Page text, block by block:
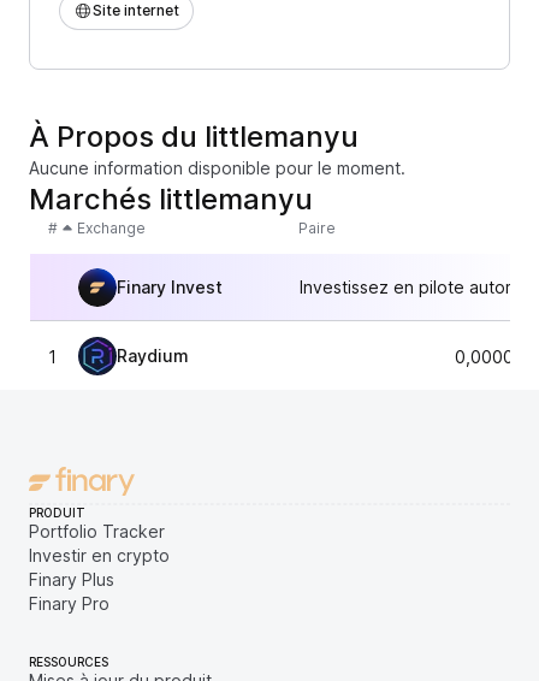
Site internet
À Propos du littlemanyu
Aucune information disponible pour le moment.
Marchés littlemanyu
# Exchange Paire
Finary Invest Investissez en pilote
1 Raydium
PRODUIT
Portfolio Tracker
Investir en crypto
Finary Plus
Finary Pro
RESSOURCES